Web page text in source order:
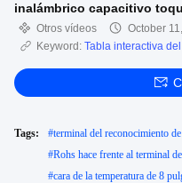
inalámbrico capacitivo
Otros vídeos
October
Keyword: Tabla interactiva
Tags: #terminal del reconocimiento
#Rohs hace frente al terminal
#cara de la temperatura de 8